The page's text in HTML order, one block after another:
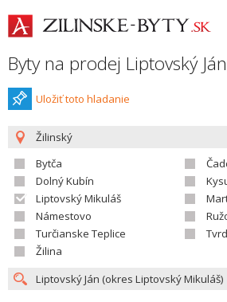
Byty na prodej Liptovský Ján
Uložiť toto hladanie
Žilinský
Bytča
Dolný Kubín
Liptovský Mikuláš
Námestovo
Turčianske Teplice
Žilina